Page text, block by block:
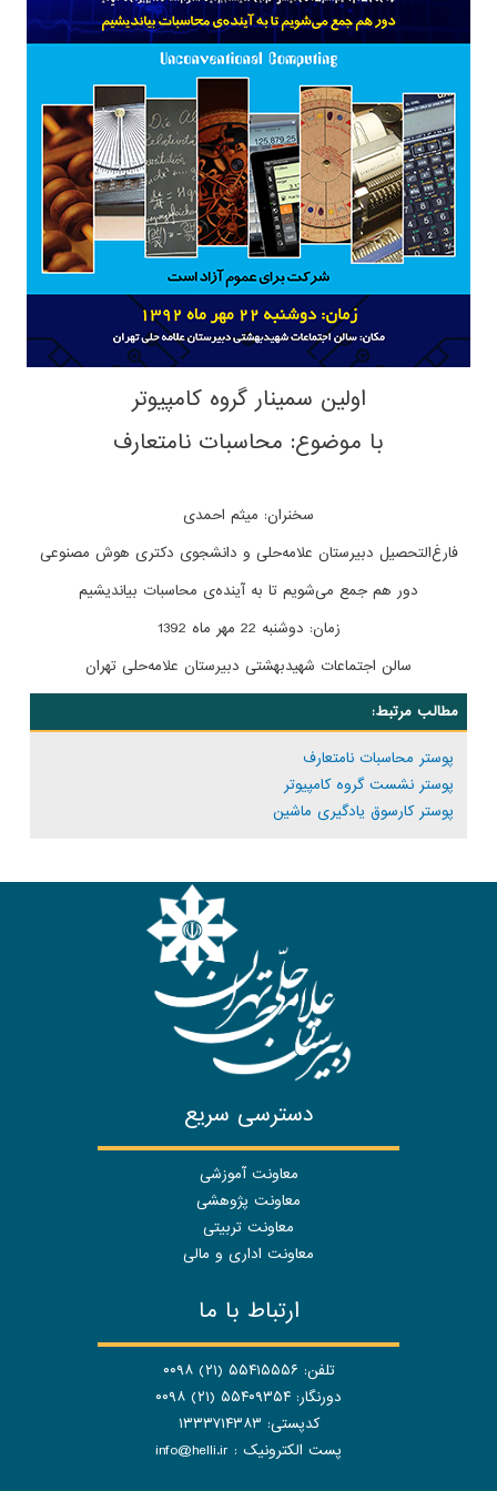
اولین سمینار گروه کامپیوتر
با موضوع: محاسبات نامتعارف
سخنران: میثم احمدی
فارغ‌التحصیل دبیرستان علامه‌حلی و دانشجوی دکتری هوش مصنوعی
دور هم جمع می‌شویم تا به آینده‌ی محاسبات بیاندیشیم
زمان: دوشنبه 22 مهر ماه 1392
سالن اجتماعات شهیدبهشتی دبیرستان علامه‌حلی تهران
مطالب مرتبط:
پوستر محاسبات نامتعارف
پوستر نشست گروه کامپیوتر
پوستر کارسوق یادگیری ماشین
دسترسی سریع
معاونت آموزشی
معاونت پژوهشی
معاونت تربیتی
معاونت اداری و مالی
ارتباط با ما
تلفن: ۵۵۴۱۵۵۵۶ (۲۱) ۰۰۹۸
دورنگار: ۵۵۴۰۹۳۵۴ (۲۱) ۰۰۹۸
کدپستی: ۱۳۳۳۷۱۴۳۸۳
پست الکترونیک : info@helli.ir